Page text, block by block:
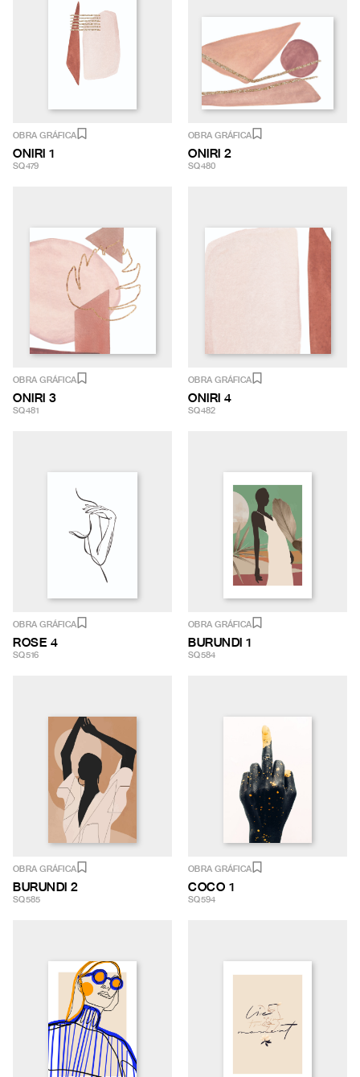
OBRA GRÁFICA
ONIRI 1
SQ479
OBRA GRÁFICA
ONIRI 2
SQ480
OBRA GRÁFICA
ONIRI 3
SQ481
OBRA GRÁFICA
ONIRI 4
SQ482
OBRA GRÁFICA
ROSE 4
SQ516
OBRA GRÁFICA
BURUNDI 1
SQ584
OBRA GRÁFICA
BURUNDI 2
SQ585
OBRA GRÁFICA
COCO 1
SQ594